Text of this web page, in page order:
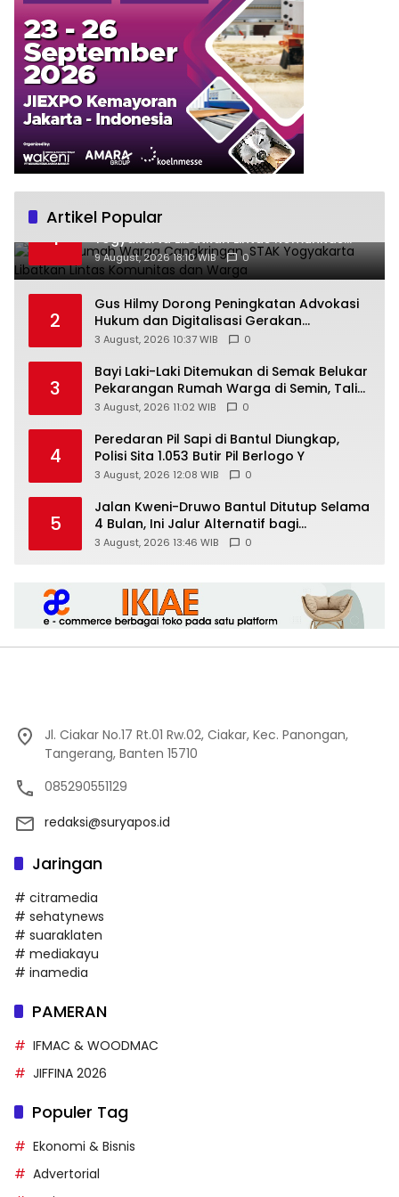
Artikel Popular
1
Bedah Rumah Warga Cangkringan, STAK
Yogyakarta Libatkan Lintas Komunitas
dan Warga
9 August, 2026 18:10 WIB 0
2
Gus Hilmy Dorong Peningkatan Advokasi
Hukum dan Digitalisasi Gerakan
Meningkatkan Kualitas PMII DIY
3 August, 2026 10:37 WIB 0
3
Bayi Laki-Laki Ditemukan di Semak Belukar
Pekarangan Rumah Warga di Semin, Tali
Pusar Masih Menempel
3 August, 2026 11:02 WIB 0
4
Peredaran Pil Sapi di Bantul Diungkap,
Polisi Sita 1.053 Butir Pil Berlogo Y
3 August, 2026 12:08 WIB 0
5
Jalan Kweni-Druwo Bantul Ditutup Selama
4 Bulan, Ini Jalur Alternatif bagi
Pengendara
3 August, 2026 13:46 WIB 0
Jl. Ciakar No.17 Rt.01 Rw.02, Ciakar, Kec. Panongan,
Tangerang, Banten 15710
085290551129
redaksi@suryapos.id
Jaringan
# citramedia
# sehatynews
# suaraklaten
# mediakayu
# inamedia
PAMERAN
IFMAC & WOODMAC
JIFFINA 2026
Populer Tag
Ekonomi & Bisnis
Advertorial